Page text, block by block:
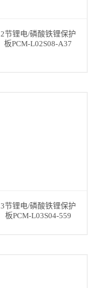
2节锂电/磷酸铁锂保护
板PCM-L02S08-A37
3节锂电/磷酸铁锂保护
板PCM-L03S04-559